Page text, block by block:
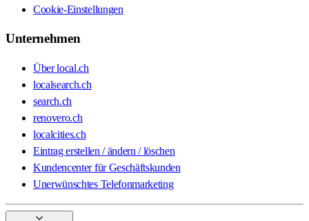
Cookie-Einstellungen
Unternehmen
Über local.ch
localsearch.ch
search.ch
renovero.ch
localcities.ch
Eintrag erstellen / ändern / löschen
Kundencenter für Geschäftskunden
Unerwünschtes Telefonmarketing